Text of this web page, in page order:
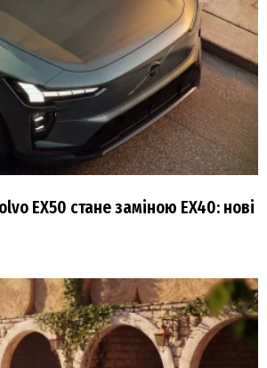
EX50 стане заміною EX40: нові